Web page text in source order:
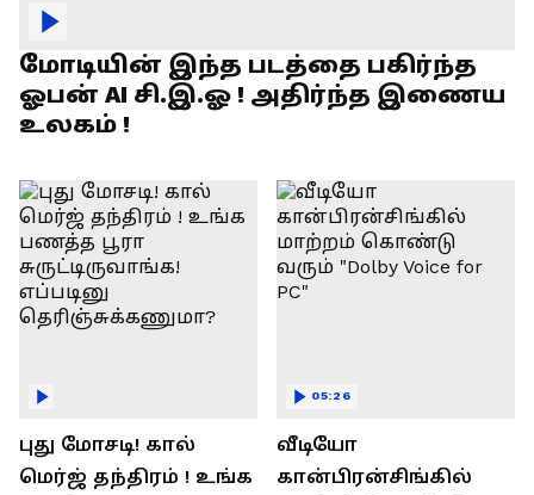
மோடியின் இந்த படத்தை பகிர்ந்த
ஓபன் AI சி.இ.ஓ ! அதிர்ந்த இணைய
உலகம் !
புது மோசடி! கால்
மெர்ஜ் தந்திரம் ! உங்க
வீடியோ
கான்பிரன்சிங்கில்
05:26